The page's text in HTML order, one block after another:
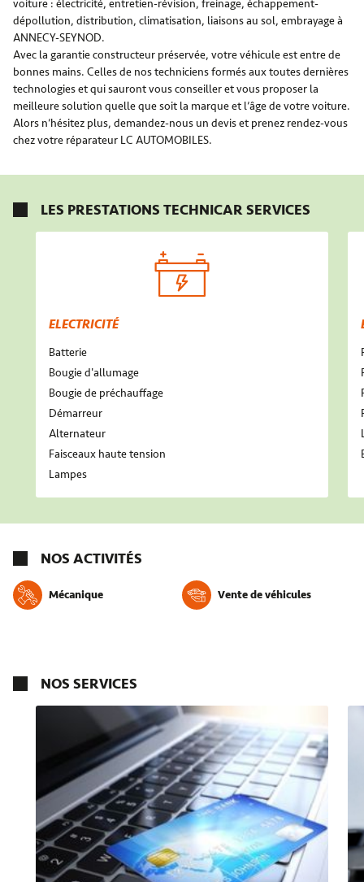
voiture : électricité, entretien-révision, freinage, échappement-
dépollution, distribution, climatisation, liaisons au sol, embrayage à
ANNECY-SEYNOD.
Avec la garantie constructeur préservée, votre véhicule est entre de
bonnes mains. Celles de nos techniciens formés aux toutes dernières
technologies et qui sauront vous conseiller et vous proposer la
meilleure solution quelle que soit la marque et l’âge de votre voiture.
Alors n’hésitez plus, demandez-nous un devis et prenez rendez-vous
chez votre réparateur LC AUTOMOBILES.
LES PRESTATIONS TECHNICAR SERVICES
ELECTRICITÉ
Batterie
Bougie d'allumage
Bougie de préchauffage
Démarreur
Alternateur
Faisceaux haute tension
Lampes
NOS ACTIVITÉS
Mécanique Vente de véhicules
NOS SERVICES